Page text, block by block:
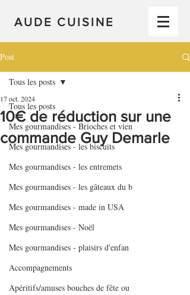
AUDE CUISINE
Post
Tous les posts
Mes gourmandises - Brioches et vien
Mes gourmandises - les biscuits
Mes gourmandises - les entremets
Mes gourmandises - les gâteaux du b
Mes gourmandises - made in USA
Mes gourmandises - Noël
Mes gourmandises - plaisirs d'enfan
Accompagnements
Apéritifs/amuses bouches de fête ou
Tous les posts
10€ de réduction sur une
commande Guy Demarle
17 oct. 2024